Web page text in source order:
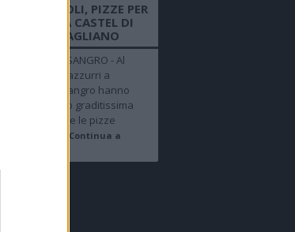
- NAPOLI, PIZZE PER
RITIRO A CASTEL DI
DIEGO VITAGLIANO
CASTEL DI SANGRO - Al
ritiro degli azzurri a
Castel di Sangro hanno
fatto la loro graditissima
apparizione le pizze
Continua a